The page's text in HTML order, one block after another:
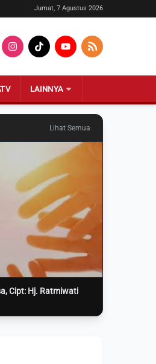
Jumat, 7 Agustus 2026
LAINNYA
Lihat Semua
Cipt: Hj. Ratmiwati